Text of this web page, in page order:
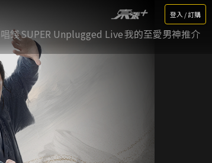
登入 / 訂購
唱錢SUPER Unplugged Live我的至愛男神推介